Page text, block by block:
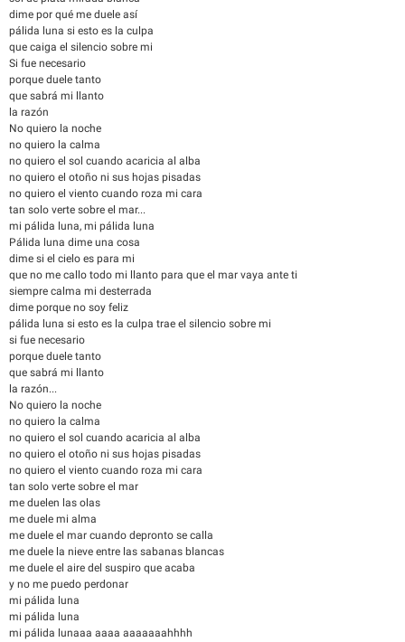
dime por qué me duele así
pálida luna si esto es la culpa
que caiga el silencio sobre mi
Si fue necesario
porque duele tanto
que sabrá mi llanto
la razón
No quiero la noche
no quiero la calma
no quiero el sol cuando acaricia al alba
no quiero el otoño ni sus hojas pisadas
no quiero el viento cuando roza mi cara
tan solo verte sobre el mar...
mi pálida luna, mi pálida luna
Pálida luna dime una cosa
dime si el cielo es para mi
que no me callo todo mi llanto para que el mar vaya ante ti
siempre calma mi desterrada
dime porque no soy feliz
pálida luna si esto es la culpa trae el silencio sobre mi
si fue necesario
porque duele tanto
que sabrá mi llanto
la razón...
No quiero la noche
no quiero la calma
no quiero el sol cuando acaricia al alba
no quiero el otoño ni sus hojas pisadas
no quiero el viento cuando roza mi cara
tan solo verte sobre el mar
me duelen las olas
me duele mi alma
me duele el mar cuando depronto se calla
me duele la nieve entre las sabanas blancas
me duele el aire del suspiro que acaba
y no me puedo perdonar
mi pálida luna
mi pálida luna
mi pálida lunaaa aaaa aaaaaaahhhh